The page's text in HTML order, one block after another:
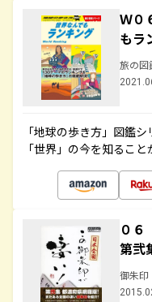
Ｗ０
もラ
旅の図
「地球の歩き方」図鑑
「世界」の今を知ること
０
第弐
御朱印